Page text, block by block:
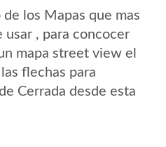
los Mapas que mas
usar , para concocer
mapa street view el
flechas para
Cerrada desde esta